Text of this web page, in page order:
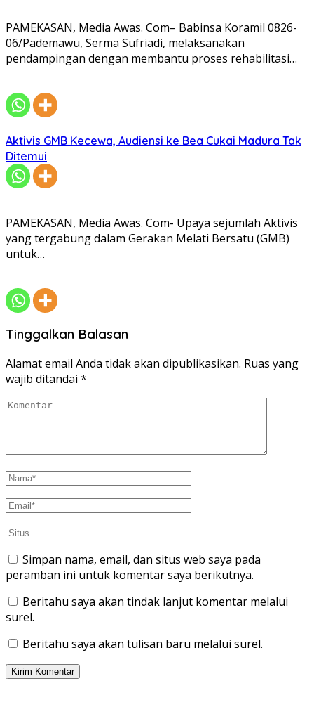
PAMEKASAN, Media Awas. Com– Babinsa Koramil 0826-
06/Pademawu, Serma Sufriadi, melaksanakan
pendampingan dengan membantu proses rehabilitasi…
Aktivis GMB Kecewa, Audiensi ke Bea Cukai Madura Tak
Ditemui
PAMEKASAN, Media Awas. Com- Upaya sejumlah Aktivis
yang tergabung dalam Gerakan Melati Bersatu (GMB)
untuk…
Tinggalkan Balasan
Alamat email Anda tidak akan dipublikasikan. Ruas yang
wajib ditandai *
Simpan nama, email, dan situs web saya pada
peramban ini untuk komentar saya berikutnya.
Beritahu saya akan tindak lanjut komentar melalui
surel.
Beritahu saya akan tulisan baru melalui surel.